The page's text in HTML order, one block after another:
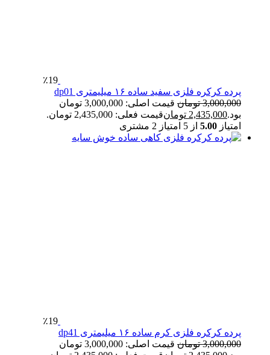
٪19
پرده کرکره فلزی سفید ساده ۱۶ میلیمتری dp01
3,000,000 تومان
قیمت اصلی: 3,000,000 تومان
بود.2,435,000 تومانقیمت فعلی: 2,435,000 تومان.
امتیاز 5.00 از 5 امتیاز 2 مشتری
٪19
پرده کرکره فلزی کرم ساده ۱۶ میلیمتری dp41
3,000,000 تومان
قیمت اصلی: 3,000,000 تومان